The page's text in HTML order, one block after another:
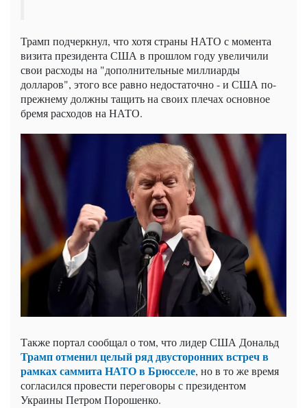
Трамп подчеркнул, что хотя страны НАТО с момента
визита президента США в прошлом году увеличили
свои расходы на "дополнительные миллиарды
долларов", этого все равно недостаточно - и США по-
прежнему должны тащить на своих плечах основное
бремя расходов на НАТО.
Также портал сообщал о том, что лидер США Дональд
Трамп отменил целый ряд двусторонних встреч в
рамках саммита НАТО в Брюсселе, но в то же время
согласился провести переговоры с президентом
Украины Петром Порошенко.